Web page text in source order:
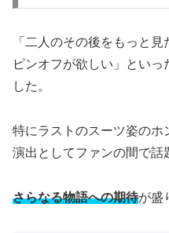
「二人のその後をもっと
ピンオフが欲しい」といっ
した。
特にラストのスーツ姿のホ
演出としてファンの間で話
さらなる物語への期待が盛